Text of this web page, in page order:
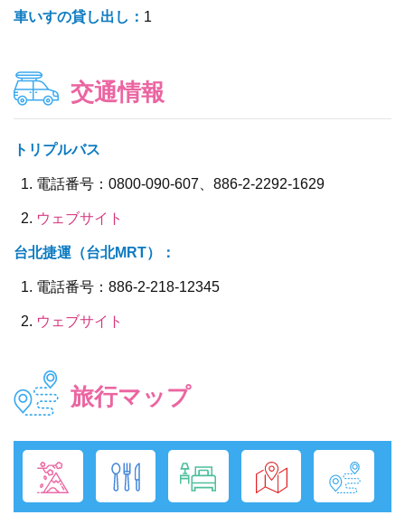
車いすの貸し出し： 1
交通情報
トリプルバス
電話番号：0800-090-607、886-2-2292-1629
ウェブサイト
台北捷運（台北MRT）：
電話番号：886-2-218-12345
ウェブサイト
旅行マップ